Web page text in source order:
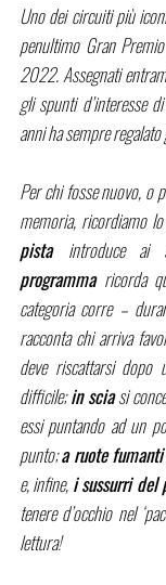
Uno dei circuiti più
penultimo Gran
2022. Assegnati
gli spunti d’interesse
anni ha sempre
Per chi fosse nuovo, o
memoria, ricordiamo
pista introduce ai
programma ricorda
categoria corre –
racconta chi arriva
deve riscattarsi
difficile; in scia si
essi puntando ad un
punto; a ruote fumanti
e, infine, i sussurri del
tenere d’occhio nel
lettura!